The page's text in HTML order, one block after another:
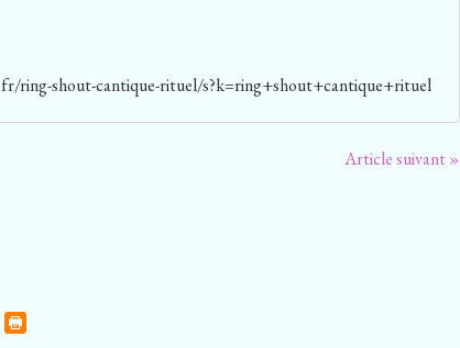
ring-shout-cantique-rituel/s?k=ring+shout+cantique+rituel
Article suivant »